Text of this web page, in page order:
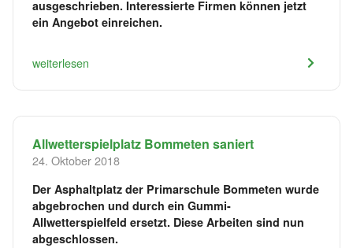
ausgeschrieben. Interessierte Firmen können jetzt
ein Angebot einreichen.
weiterlesen
Allwetterspielplatz Bommeten saniert
24. Oktober 2018
Der Asphaltplatz der Primarschule Bommeten wurde
abgebrochen und durch ein Gummi-
Allwetterspielfeld ersetzt. Diese Arbeiten sind nun
abgeschlossen.